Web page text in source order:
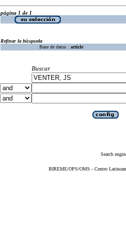
página 1 de 1
Refinar la búsqueda
Base de datos : article
Buscar
Search
BIREME/OPS/OMS - Centro